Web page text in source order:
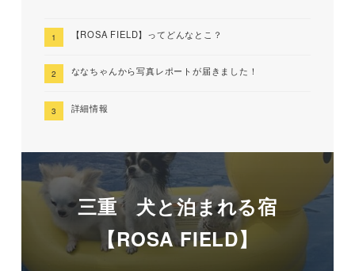
【ROSA FIELD】ってどんなとこ？
ななちゃんから写真レポートが届きました！
詳細情報
三重 犬と泊まれる宿
【ROSA FIELD】